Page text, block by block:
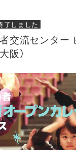
了しました
交流センター
阪）